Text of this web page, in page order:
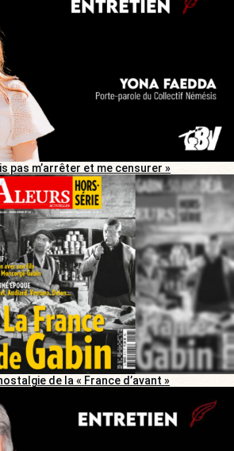
pas m’arrêter et me censurer »
de la « France d’avant »